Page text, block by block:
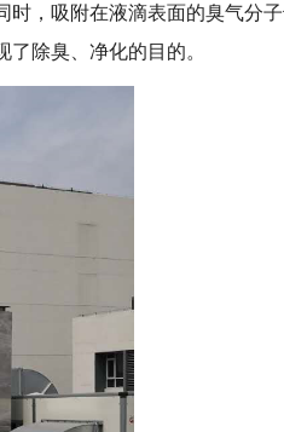
时，吸附在液滴表面的臭气分
除臭、净化的目的。